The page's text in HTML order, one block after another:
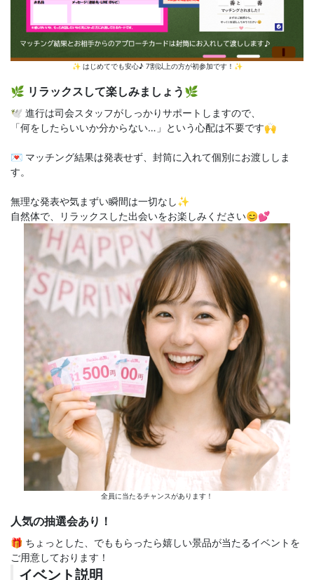
✨ はじめてでも安心♪ 7割以上の方が初参加です！✨
🌿 リラックスして楽しみましょう🌿
🕊️ 進行は司会スタッフがしっかりサポートしますので、
「何をしたらいいか分からない…」という心配は不要です🙌
💌 マッチング結果は発表せず、封筒に入れて個別にお渡ししま
す。
無理な発表や気まずい瞬間は一切なし✨
自然体で、リラックスした出会いをお楽しみください😊💕
全員に当たるチャンスがあります！
人気の抽選会あり！
🎁 ちょっとした、でももらったら嬉しい景品が当たるイベントを
ご用意しております！
イベント説明